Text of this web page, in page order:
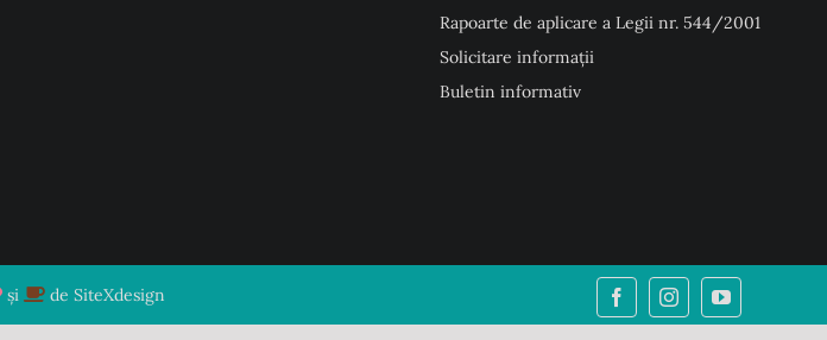
Rapoarte de aplicare a Legii nr. 544/2001
Solicitare informații
Buletin informativ
și de SiteXdesign